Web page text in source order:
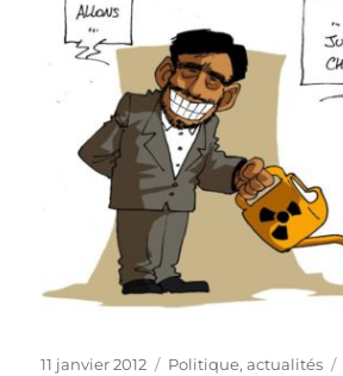
Publié
11 janvier 2012 Catégories
Politique, actualités